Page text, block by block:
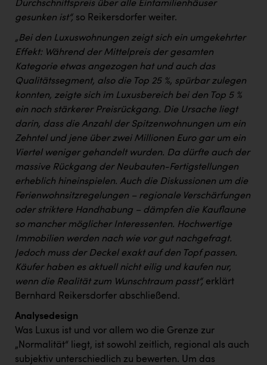
Durchschnittspreis über alle Einfamilienhäuser
gesunken ist“, so Reikersdorfer weiter.
„Bei den Luxuswohnungen zeigt sich ein umgekehrter
Effekt: Während der Mittelpreis der gesamten
Kategorie etwas angezogen hat und auch das
Qualitätssegment, also die Top 25 %, spürbar zulegen
konnten, zeigte sich im Luxusbereich bei den Top 5 %
ein noch stärkerer Preisrückgang. Die Ursache liegt
darin, dass die Anzahl der Spitzenwohnungen um ein
Zehntel und jene über zwei Millionen Euro gar um ein
Viertel weniger gehandelt wurden. Da dürfte auch der
massive Rückgang der Neubauten-Fertigstellungen
erheblich hineinspielen. Auch die Diskussionen um die
Ferienwohnsitzregelungen – regionale Verschärfungen
oder striktere Handhabung – dämpfen die Kauflaune
so mancher möglicher Interessenten. Hochwertige
Immobilien werden nach wie vor gut nachgefragt.
Jedoch muss der Deckel exakt auf den Topf passen.
Käufer haben es aktuell nicht eilig und kaufen nur,
wenn die Realität zum Wunschtraum passt“, erklärt
Bernhard Reikersdorfer abschließend.
Analysedesign
Was Luxus ist und vor allem wo die Grenze zur
„Normalität“ liegt, ist sowohl zeitlich, regional als auch
subjektiv unterschiedlich zu bewerten. Um das